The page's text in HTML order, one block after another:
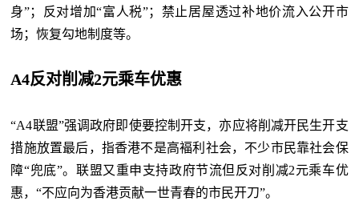
身”；反对增加“富人税”；禁止居屋透过补地价流入公开市
场；恢复勾地制度等。
A4反对削减2元乘车优惠
“A4联盟”强调政府即使要控制开支，亦应将削减开民生开支
措施放置最后，指香港不是高褔利社会，不少市民靠社会保
障“兜底”。联盟又重申支持政府节流但反对削减2元乘车优
惠，“不应向为香港贡献一世青春的市民开刀”。